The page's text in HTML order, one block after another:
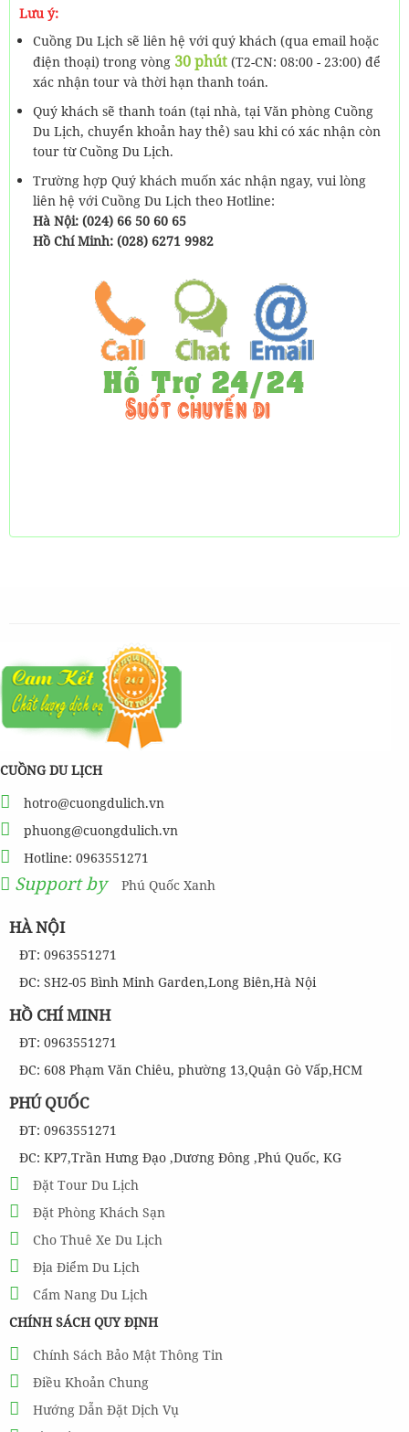
Lưu ý:
Cuồng Du Lịch sẽ liên hệ với quý khách (qua email hoặc
điện thoại) trong vòng 30 phút (T2-CN: 08:00 - 23:00) để
xác nhận tour và thời hạn thanh toán.
Quý khách sẽ thanh toán (tại nhà, tại Văn phòng Cuồng
Du Lịch, chuyển khoản hay thẻ) sau khi có xác nhận còn
tour từ Cuồng Du Lịch.
Trường hợp Quý khách muốn xác nhận ngay, vui lòng
liên hệ với Cuồng Du Lịch theo Hotline:
Hà Nội: (024) 66 50 60 65
Hồ Chí Minh: (028) 6271 9982
CUỒNG DU LỊCH
hotro@cuongdulich.vn
phuong@cuongdulich.vn
Hotline: 0963551271
Support by Phú Quốc Xanh
HÀ NỘI
ĐT: 0963551271
ĐC: SH2-05 Bình Minh Garden,Long Biên,Hà Nội
HỒ CHÍ MINH
ĐT: 0963551271
ĐC: 608 Phạm Văn Chiêu, phường 13,Quận Gò Vấp,HCM
PHÚ QUỐC
ĐT: 0963551271
ĐC: KP7,Trần Hưng Đạo ,Dương Đông ,Phú Quốc, KG
Đặt Tour Du Lịch
Đặt Phòng Khách Sạn
Cho Thuê Xe Du Lịch
Địa Điểm Du Lịch
Cẩm Nang Du Lịch
CHÍNH SÁCH QUY ĐỊNH
Chính Sách Bảo Mật Thông Tin
Điều Khoản Chung
Hướng Dẫn Đặt Dịch Vụ